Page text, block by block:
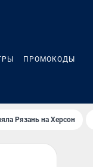
ПРОМОКОДЫ
Рязань на Херсон